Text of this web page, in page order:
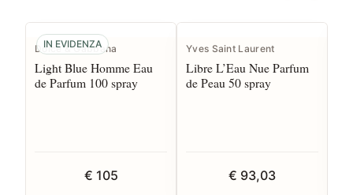
IN EVIDENZA
Dolce & Gabbana
Light Blue Homme Eau
de Parfum 100 spray
€ 105
Yves Saint Laurent
Libre L’Eau Nue Parfum
de Peau 50 spray
€ 93,03